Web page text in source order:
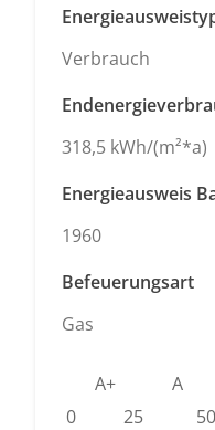
Verbrauch
318,5 kWh/(m²*a)
Energieausweis
1960
Befeuerungsart
Gas
A+ A
0
25 50